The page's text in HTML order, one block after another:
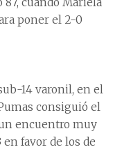
poner el 2-0
14 varonil, en el
consiguió el
encuentro muy
favor de los de